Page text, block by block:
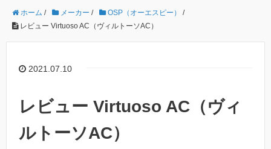
ホーム / メーカー / OSP（オーエスピー）
/
レビュー Virtuoso AC（ヴィルトーソAC）
2021.07.10
レビュー Virtuoso AC（ヴィ
ルトーソAC）